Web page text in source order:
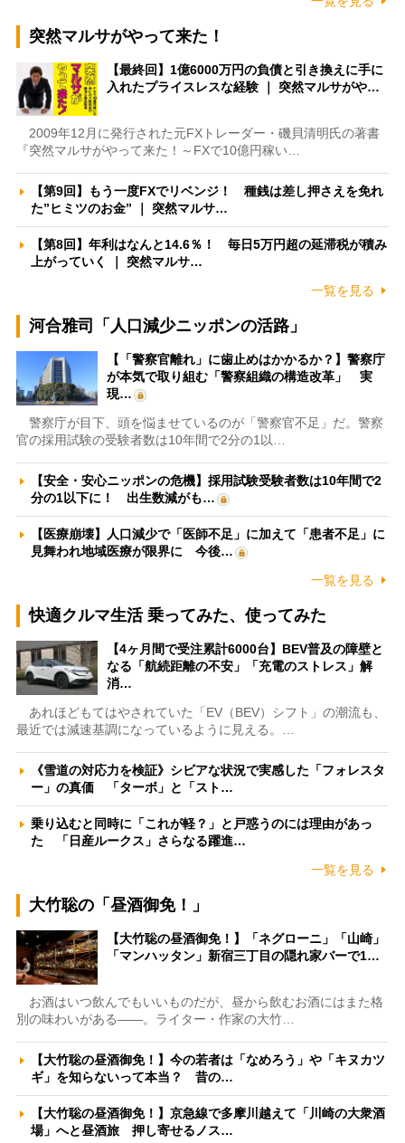
突然マルサがやって来た！
【最終回】1億6000万円の負債と引き換えに手に
入れたプライスレスな経験 ｜ 突然マルサがや…
2009年12月に発行された元FXトレーダー・磯貝清明氏の著書
『突然マルサがやって来た！～FXで10億円稼い…
【第9回】もう一度FXでリベンジ！ 種銭は差し押さえを免れ
た”ヒミツのお金” ｜ 突然マルサ…
【第8回】年利はなんと14.6％！ 毎日5万円超の延滞税が積み
上がっていく ｜ 突然マルサ…
一覧を見る
河合雅司「人口減少ニッポンの活路」
【「警察官離れ」に歯止めはかかるか？】警察庁
が本気で取り組む「警察組織の構造改革」 実
現…
警察庁が目下、頭を悩ませているのが「警察官不足」だ。警察
官の採用試験の受験者数は10年間で2分の1以…
【安全・安心ニッポンの危機】採用試験受験者数は10年間で2
分の1以下に！ 出生数減がも…
【医療崩壊】人口減少で「医師不足」に加えて「患者不足」に
見舞われ地域医療が限界に 今後…
一覧を見る
快適クルマ生活 乗ってみた、使ってみた
【4ヶ月間で受注累計6000台】BEV普及の障壁と
なる「航続距離の不安」「充電のストレス」解
消…
あれほどもてはやされていた「EV（BEV）シフト」の潮流も、
最近では減速基調になっているように見える。…
《雪道の対応力を検証》シビアな状況で実感した「フォレスタ
ー」の真価 「ターボ」と「スト…
乗り込むと同時に「これが軽？」と戸惑うのには理由があっ
た 「日産ルークス」さらなる躍進…
一覧を見る
大竹聡の「昼酒御免！」
【大竹聡の昼酒御免！】「ネグローニ」「山崎」
「マンハッタン」新宿三丁目の隠れ家バーで1…
お酒はいつ飲んでもいいものだが、昼から飲むお酒にはまた格
別の味わいがある――。ライター・作家の大竹…
【大竹聡の昼酒御免！】今の若者は「なめろう」や「キヌカツ
ギ」を知らないって本当？ 昔の…
【大竹聡の昼酒御免！】京急線で多摩川越えて「川崎の大衆酒
場」へと昼酒旅 押し寄せるノス…